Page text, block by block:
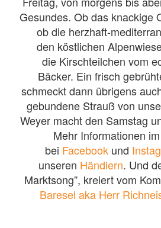
Gesundes. Ob das knackige
ob die herzhaft-
den köstlichen
die Kirschteilchen vom
Bäcker. Ein frisch
schmeckt dann übrigens
gebundene Strauß von
Weyer macht den Samstag
Mehr Informationen im
bei Facebookund
unseren Händlern. Und
Marktsong”, kreiert vom
Baresel aka Herr